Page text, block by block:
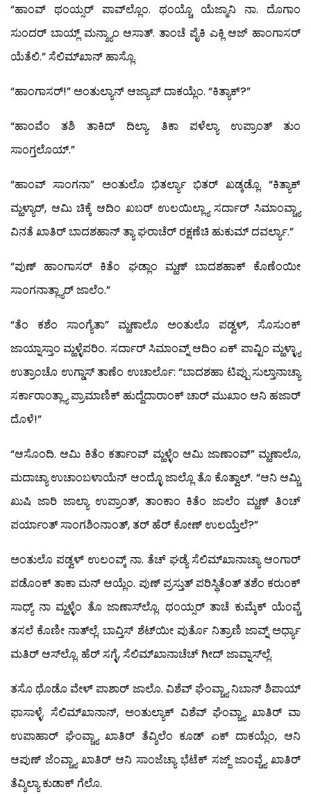
“ಹಾಂವ್ ಥಂಯ್ಸರ್ ಪಾವ್‍ಲ್ಲೊಂ. ಥಂಯ್ಚೊ ಯೆಜ್ಮಾನಿ ನಾ. ದೊಗಾಂ
ಸುಂದರ್ ಬಾಯ್ಲ್ ಮನ್ಶ್ಯಾಂ ಆಸಾತ್. ತಾಂಚೆ ಪೈಕಿ ಎಕ್ಲಿ ಆಜ್ ಹಾಂಗಾಸರ್
ಯೆತೆಲಿ.” ಸೆಲಿಮ್‍ಖಾನ್ ಹಾಸ್ಲೊ.
“ಹಾಂಗಾಸರ್!” ಅಂತುಲ್ಯಾನ್ ಆಜ್ಯಾಪ್ ದಾಕಯ್ಲೆಂ. “ಕಿತ್ಯಾಕ್?”
“ಹಾಂವೆಂ ತಶಿ ತಾಕಿದ್ ದಿಲ್ಯಾ. ತಿಕಾ ಪಳೆಲ್ಯಾ ಉಪ್ರಾಂತ್ ತುಂ
ಸಾಂಗ್ತಲೊಯ್.”
“ಹಾಂವ್ ಸಾಂಗನಾ” ಅಂತುಲೊ ಭಿತರ್ಲ್ಯಾ ಭಿತರ್ ಖಡ್ಕಡ್ಲೊ. “ಕಿತ್ಯಾಕ್
ಮ್ಹಳ್ಯಾರ್, ಆಮಿ ಚಿಕ್ಕೆ ಆದಿಂ ಖಬರ್ ಉಲಯಿಲ್ಲ್ಯಾ ಸರ್ದಾರ್ ಸಿಮಾಂವ್ಚ್ಯಾ
ವಿನತೆ ಖಾತಿರ್ ಬಾದಶಹಾನ್ ತ್ಯಾ ಘರಾಚೆರ್ ರಕ್ಷಣೆಚಿ ಹುಕುಮ್ ದವರ್ಲ್ಯಾ.”
“ಪುಣ್ ಹಾಂಗಾಸರ್ ಕಿತೆಂ ಘಡ್ಲಾಂ ಮ್ಹಣ್ ಬಾದಶಹಾಕ್ ಕೊಣೆಂಯೀ
ಸಾಂಗನಾತ್ಲ್ಯಾರ್ ಜಾಲೆಂ.”
“ತೆಂ ಕಶೆಂ ಸಾಂಗ್ಯೆತಾ” ಮ್ಹಣಾಲೊ ಅಂತುಲೊ ಪಡ್ವಳ್, ಸೊಸುಂಕ್
ಜಾಯ್ನಾಸ್ತಾಂ ಮ್ಹಳ್ಳೆಪರಿಂ. ಸರ್ದಾರ್ ಸಿಮಾಂವ್ನ್ ಆದಿಂ ಏಕ್ ಪಾವ್ಟಿಂ ಮ್ಹಳ್ಳ್ಯಾ
ಉತ್ರಾಂಚೊ ಉಗ್ಡಾಸ್ ತಾಣೆಂ ಉಚಾರ್ಲೊ: “ಬಾದಶಹಾ ಟಿಪ್ಪು ಸುಲ್ತಾನಾಚ್ಯಾ
ಸರ್ಕಾರಾಂತ್ಲ್ಯಾ ಪ್ರಾಮಾಣಿಕ್ ಹುದ್ದೆದಾರಾಂಕ್ ಚಾರ್ ಮುಖಾಂ ಆನಿ ಹಜಾರ್
ದೊಳೆ!”
“ಆಸೊಂದಿ. ಆಮಿ ಕಿತೆಂ ಕರ್ತಾಂವ್ ಮ್ಹಳ್ಳೆಂ ಆಮಿ ಜಾಣಾಂವ್” ಮ್ಹಣಾಲೊ,
ಮದಾಚ್ಯಾ ಉಚಾಂಬಳಾಯೆನ್ ಆಂದ್ಳೊ ಜಾಲ್ಲೊ ತೊ ಕೊತ್ವಾಲ್. “ಆನಿ ಆಮ್ಚಿ
ಖುಷಿ ಜಾರಿ ಜಾಲ್ಯಾ ಉಪ್ರಾಂತ್, ತಾಂಕಾಂ ಕಿತೆಂ ಜಾಲೆಂ ಮ್ಹಣ್ ತಿಂಚ್
ಪರ್ಯಾಂತ್ ಸಾಂಗಶಿಂನಾಂತ್, ತರ್ ಹೆರ್ ಕೋಣ್ ಉಲಯ್ತೆಲೆ?”
ಅಂತುಲೊ ಪಡ್ವಳ್ ಉಲಂವ್ಕ್ ನಾ. ತೆಚ್ ಘಡ್ಯೆ ಸೆಲಿಮ್‍ಖಾನಾಚ್ಯಾ ಆಂಗಾರ್
ಪಡೊಂಕ್ ತಾಕಾ ಮನ್ ಆಯ್ಲೆಂ. ಪುಣ್ ಪ್ರಸ್ತುತ್ ಪರಿಸ್ಥಿತೆಂತ್ ತಶೆಂ ಕರುಂಕ್
ಸಾಧ್ಯ್ ನಾ ಮ್ಹಳ್ಳೆಂ ತೊ ಜಾಣಾಸ್‍ಲ್ಲೊ. ಥಂಯ್ಸರ್ ತಾಚೆ ಕುಮ್ಕೆಕ್ ಯೆಂವ್ಚೆ
ತಸಲೆ ಕೊಣೀ ನಾತ್‍ಲ್ಲೆ. ಬಾವ್ತಿಸ್ ಶೆಟ್‍ಯೀ ಪುರ್ತೊ ನಿತ್ರಾಣಿ ಜಾವ್ನ್ ಅರ್ಧ್ಯಾ
ಮತಿರ್ ಆಸ್‍ಲ್ಲೊ. ಹೆರ್ ಸಗ್ಳೆ, ಸೆಲಿಮ್‍ಖಾನಾಚೆಚ್ ಗೀದ್ ಜಾವ್ನಾಸ್‍ಲ್ಲೆ.
ತಸೊ ಥೊಡೊ ವೇಳ್ ಪಾಶಾರ್ ಜಾಲೊ. ವಿಶೆವ್ ಘೆಂವ್ಚ್ಯಾ ನಿಬಾನ್ ಶಿಪಾಯ್
ಫಾಸಾಳ್ಳೆ. ಸೆಲಿಮ್‍ಖಾನಾನ್, ಅಂತುಲ್ಯಾಕ್ ವಿಶೆವ್ ಘೆಂವ್ಚ್ಯಾ ಖಾತಿರ್ ವಾ
ಉಪಾಹಾರ್ ಘೆಂವ್ಚ್ಯಾ ಖಾತಿರ್ ತೆವ್ಶಿಲೆಂ ಕೂಡ್ ಏಕ್ ದಾಕಯ್ಲೆಂ, ಆನಿ
ಆಪುಣ್ ಜೆಂವ್ಚ್ಯಾ ಖಾತಿರ್ ಆನಿ ಸಾಂಜೆಚ್ಯಾ ಭೆಟೆಕ್ ಸಜ್ಜ್ ಜಾಂವ್ಚ್ಯೆ ಖಾತಿರ್
ತೆವ್ಶಿಲ್ಯಾ ಕುಡಾಕ್ ಗೆಲೊ.